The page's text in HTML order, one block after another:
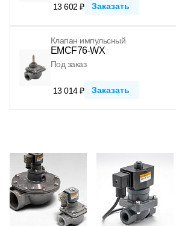
13 602 ₽ Заказать
Клапан импульсный
EMCF76-WX
Под заказ
13 014 ₽ Заказать